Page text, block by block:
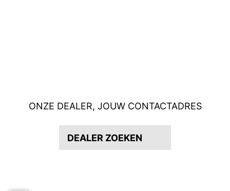
ONZE DEALER, JOUW CONTACTADRES
DEALER ZOEKEN